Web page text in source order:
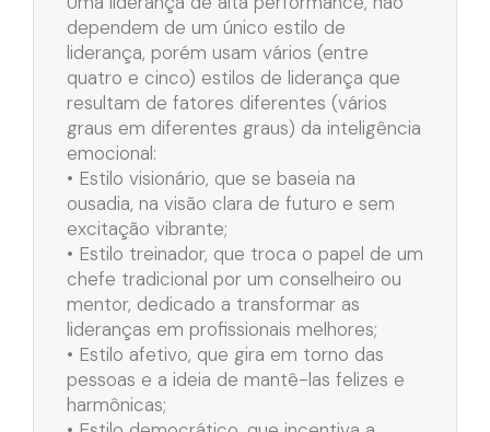
dependem de um único estilo de
liderança, porém usam vários (entre
quatro e cinco) estilos de liderança que
resultam de fatores diferentes (vários
graus em diferentes graus) da inteligência
emocional:
• Estilo visionário, que se baseia na
ousadia, na visão clara de futuro e sem
excitação vibrante;
• Estilo treinador, que troca o papel de um
chefe tradicional por um conselheiro ou
mentor, dedicado a transformar as
lideranças em profissionais melhores;
• Estilo afetivo, que gira em torno das
pessoas e a ideia de mantê-las felizes e
harmônicas;